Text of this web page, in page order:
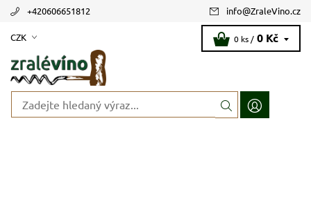
+420606651812 info@ZraleVino.cz
CZK 0 ks / 0 Kč